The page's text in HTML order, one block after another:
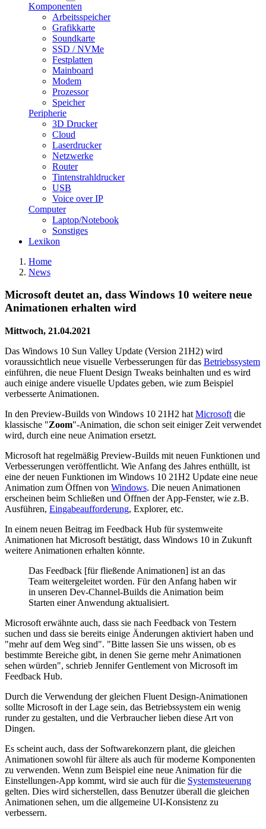
Komponenten
Arbeitsspeicher
Grafikkarte
Soundkarte
SSD / NVMe
Festplatten
Mainboard
Modem
Prozessor
Speicher
Peripherie
3D Drucker
Cloud
Laserdrucker
Netzwerke
Router
Tintenstrahldrucker
USB
Voice over IP
Computer
Laptop/Notebook
Sonstiges
Lexikon
Home
News
Microsoft deutet an, dass Windows 10 weitere neue
Animationen erhalten wird
Mittwoch, 21.04.2021
Das Windows 10 Sun Valley Update (Version 21H2) wird
voraussichtlich neue visuelle Verbesserungen für das Betriebssystem
einführen, die neue Fluent Design Tweaks beinhalten und es wird
auch einige andere visuelle Updates geben, wie zum Beispiel
verbesserte Animationen.
In den Preview-Builds von Windows 10 21H2 hat Microsoft die
klassische "Zoom"-Animation, die schon seit einiger Zeit verwendet
wird, durch eine neue Animation ersetzt.
Microsoft hat regelmäßig Preview-Builds mit neuen Funktionen und
Verbesserungen veröffentlicht. Wie Anfang des Jahres enthüllt, ist
eine der neuen Funktionen im Windows 10 21H2 Update eine neue
Animation zum Öffnen von Windows. Die neuen Animationen
erscheinen beim Schließen und Öffnen der App-Fenster, wie z.B.
Ausführen, Eingabeaufforderung, Explorer, etc.
In einem neuen Beitrag im Feedback Hub für systemweite
Animationen hat Microsoft bestätigt, dass Windows 10 in Zukunft
weitere Animationen erhalten könnte.
Das Feedback [für fließende Animationen] ist an das
Team weitergeleitet worden. Für den Anfang haben wir
in unseren Dev-Channel-Builds die Animation beim
Starten einer Anwendung aktualisiert.
Microsoft erwähnte auch, dass sie nach Feedback von Testern
suchen und dass sie bereits einige Änderungen aktiviert haben und
"mehr auf dem Weg sind". "Bitte lassen Sie uns wissen, ob es
bestimmte Bereiche gibt, in denen Sie gerne mehr Animationen
sehen würden", schrieb Jennifer Gentlement von Microsoft im
Feedback Hub.
Durch die Verwendung der gleichen Fluent Design-Animationen
sollte Microsoft in der Lage sein, das Betriebssystem ein wenig
runder zu gestalten, und die Verbraucher lieben diese Art von
Dingen.
Es scheint auch, dass der Softwarekonzern plant, die gleichen
Animationen sowohl für ältere als auch für moderne Komponenten
zu verwenden. Wenn zum Beispiel eine neue Animation für die
Einstellungen-App kommt, wird sie auch für die Systemsteuerung
gelten. Dies wird sicherstellen, dass Benutzer überall die gleichen
Animationen sehen, um die allgemeine UI-Konsistenz zu
verbessern.